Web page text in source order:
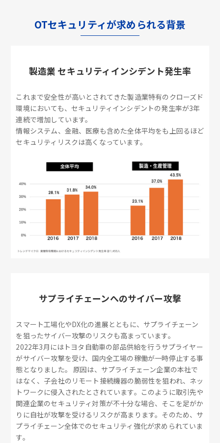
OTセキュリティが求められる背景
製造業 セキュリティインシデント発生率
これまで安全性が高いとされてきた製造業特有のクローズド
環境においても、セキュリティインシデントの発生率が3年
連続で増加しています。
情報システム、金融、医療も含めた全体平均をも上回るほど
セキュリティリスクは高くなっています。
サプライチェーンへのサイバー攻撃
スマート工場化やDX化の進展とともに、サプライチェーン
を狙ったサイバー攻撃のリスクも高まっています。
2022年3月にはトヨタ自動車の部品供給を行うサプライヤー
がサイバー攻撃を受け、国内全工場の稼働が一時停止する事
態となりました。 原因は、サプライチェーン企業の本社で
はなく、子会社のリモート接続機器の脆弱性を狙われ、ネッ
トワークに侵入されたとされています。このように取引先や
関連企業のセキュリティ対策が不十分な場合、そこを足がか
りに自社が攻撃を受けるリスクが高まります。そのため、サ
プライチェーン全体でのセキュリティ強化が求められていま
す。